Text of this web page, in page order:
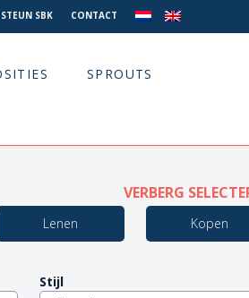
STEUN SBK CONTACT
SPROUTS
VERBERG
Lenen Kopen
Stijl